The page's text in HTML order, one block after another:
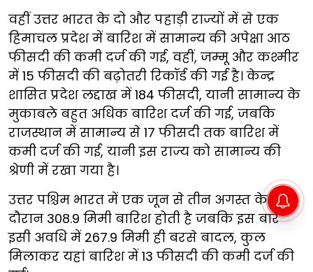
वहीं उत्तर भारत के दो और पहाड़ी राज्यों में से एक
हिमाचल प्रदेश में बारिश में सामान्य की अपेक्षा आठ
फीसदी की कमी दर्ज की गई, वहीं, जम्मू और कश्मीर
में 15 फीसदी की बढ़ोतरी रिकॉर्ड की गई है। केन्द्र
शासित प्रदेश लद्दाख में 184 फीसदी, यानी सामान्य के
मुकाबले बहुत अधिक बारिश दर्ज की गई, जबकि
राजस्थान में सामान्य से 17 फीसदी तक बारिश में
कमी दर्ज की गई, यानी इस राज्य को सामान्य की
श्रेणी में रखा गया है।
उत्तर पश्चिम भारत में एक जून से तीन अगस्त के
दौरान 308.9 मिमी बारिश होती है जबकि इस बार
इसी अवधि में 267.9 मिमी ही बरसे बादल, कुल
मिलाकर यहां बारिश में 13 फीसदी की कमी दर्ज की